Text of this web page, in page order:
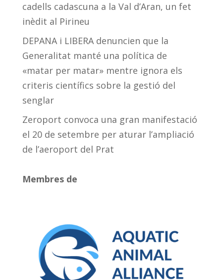
cadells cadascuna a la Val d’Aran, un fet
inèdit al Pirineu
DEPANA i LIBERA denuncien que la
Generalitat manté una política de
«matar per matar» mentre ignora els
criteris científics sobre la gestió del
senglar
Zeroport convoca una gran manifestació
el 20 de setembre per aturar l’ampliació
de l’aeroport del Prat
Membres de